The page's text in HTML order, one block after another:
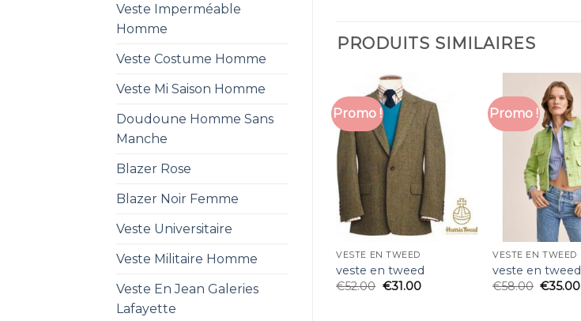
Veste Imperméable
Homme
Veste Costume Homme
Veste Mi Saison Homme
Doudoune Homme Sans
Manche
Blazer Rose
Blazer Noir Femme
Veste Universitaire
Veste Militaire Homme
Veste En Jean Galeries
Lafayette
PRODUITS SIMILAIRES
Promo !
VESTE EN TWEED
veste en tweed
€52.00 €31.00
Promo !
VESTE EN TWEED
veste en tweed
€58.00 €35.00